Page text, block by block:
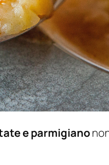
e parmigiano